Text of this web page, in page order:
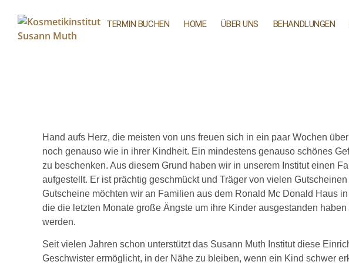
TERMIN BUCHEN HOME ÜBER UNS BEHANDLUNGEN
Hand aufs Herz, die meisten von uns freuen sich in ein paar Wochen
noch genauso wie in ihrer Kindheit. Ein mindestens genauso schönes
zu beschenken. Aus diesem Grund haben wir in unserem Institut einen
aufgestellt. Er ist prächtig geschmückt und Träger von vielen
Gutscheine möchten wir an Familien aus dem Ronald Mc Donald Haus
die die letzten Monate große Ängste um ihre Kinder ausgestanden
werden.
Seit vielen Jahren schon unterstützt das Susann Muth Institut diese
Geschwister ermöglicht, in der Nähe zu bleiben, wenn ein Kind schwer